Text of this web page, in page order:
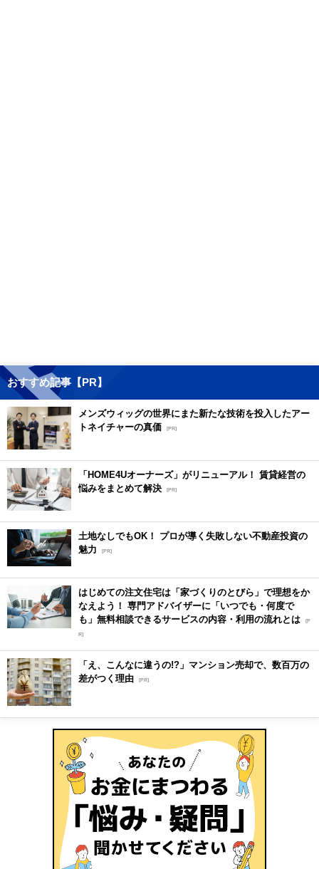
おすすめ記事【PR】
メンズウィッグの世界にまた新たな技術を投入したアー
トネイチャーの真価 [PR]
「HOME4Uオーナーズ」がリニューアル！ 賃貸経営の
悩みをまとめて解決 [PR]
土地なしでもOK！ プロが導く失敗しない不動産投資の
魅力
[PR]
はじめての注文住宅は「家づくりのとびら」で理想をか
なえよう！ 専門アドバイザーに「いつでも・何度で
も」無料相談できるサービスの内容・利用の流れとは [P
R]
「え、こんなに違うの!?」マンション売却で、数百万の
差がつく理由 [PR]